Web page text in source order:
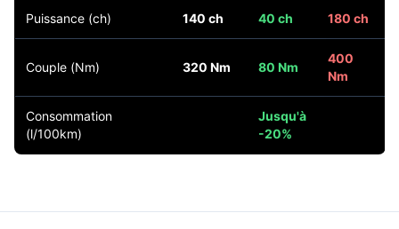
Puissance (ch) 140 ch 40 ch 180 ch
Couple (Nm) 320 Nm 80 Nm
400
Nm
Consommation
(l/100km)
Jusqu'à
-20%